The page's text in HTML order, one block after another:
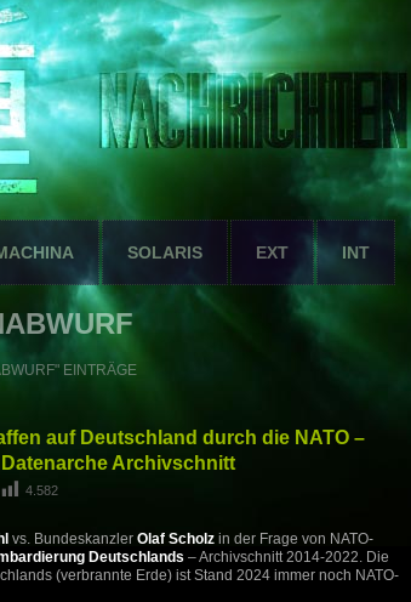
SOLARIS EXT INT
EINTRÄGE
auf Deutschland durch die NATO –
Archivschnitt
4.582
vs. Bundeskanzler Olaf Scholzin der Frage von NATO-
Deutschlands – Archivschnitt 2014-2022. Die
(verbrannte Erde) ist Stand 2024 immer noch NATO-